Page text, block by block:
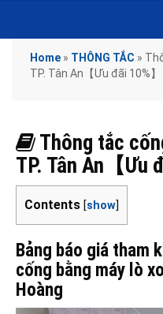
Home » THÔNG TẮC »
TP. Tân An【Ưu đãi 10%】
Thông tắc
TP. Tân An【Ưu
Contents [show]
Bảng báo giá tham
cống bằng máy lò
Hoàng